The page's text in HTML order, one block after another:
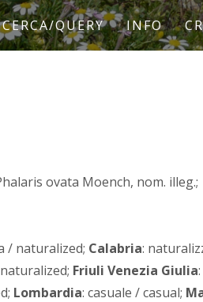
CERCA/QUERY INFO
ovata Moench, nom. illeg.;
/ naturalized; Calabria:
Friuli Venezia Giulia
Lombardia: casuale / casual;